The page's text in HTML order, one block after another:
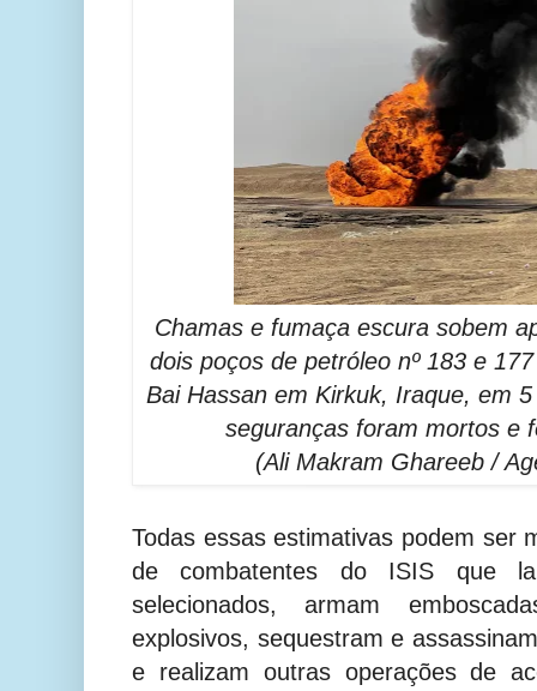
Chamas e fumaça escura sobem
dois poços de petróleo nº 183 e
Bai Hassan em Kirkuk, Iraque, em
seguranças foram mortos e
(Ali Makram Ghareeb /
Todas essas estimativas podem ser
de combatentes do ISIS que
selecionados, armam
explosivos, sequestram e
e realizam outras operações de